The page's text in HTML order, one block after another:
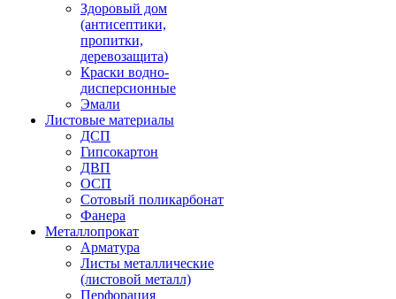
Здоровый дом
(антисептики,
пропитки,
деревозащита)
Краски водно-
дисперсионные
Эмали
Листовые материалы
ДСП
Гипсокартон
ДВП
ОСП
Сотовый поликарбонат
Фанера
Металлопрокат
Арматура
Листы металлические
(листовой металл)
Перфорация